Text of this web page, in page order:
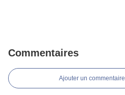
Commentaires
Ajouter un commentaire